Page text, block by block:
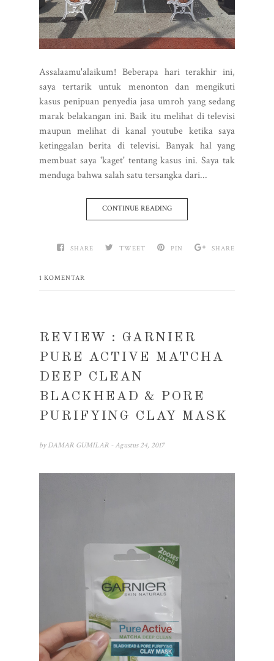
Assalaamu'alaikum! Beberapa hari terakhir ini,
saya tertarik untuk menonton dan mengikuti
kasus penipuan penyedia jasa umroh yang sedang
marak belakangan ini. Baik itu melihat di televisi
maupun melihat di kanal youtube ketika saya
ketinggalan berita di televisi. Banyak hal yang
membuat saya 'kaget' tentang kasus ini. Saya tak
menduga bahwa salah satu tersangka dari...
CONTINUE READING
SHARE TWEET PIN SHARE
1 KOMENTAR
REVIEW : GARNIER
PURE ACTIVE MATCHA
DEEP CLEAN
BLACKHEAD & PORE
PURIFYING CLAY MASK
by DAMAR GUMILAR - Agustus 24, 2017